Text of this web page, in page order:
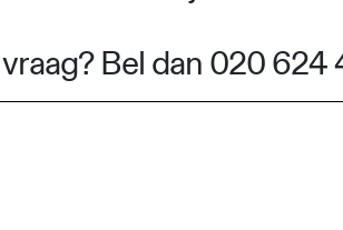
Bel dan 020 624